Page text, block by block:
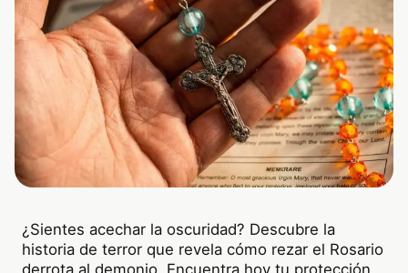
¿Sientes acechar la oscuridad? Descubre la
historia de terror que revela cómo rezar el Rosario